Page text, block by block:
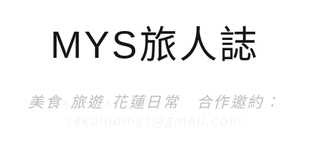
MYS旅人誌
美食x旅遊x花蓮日常 合作邀約：
sekainomys@gmail.com